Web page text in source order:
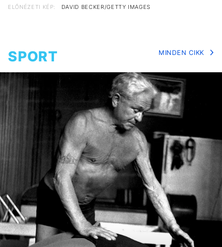
ELŐNÉZETI KÉP: DAVID BECKER/GETTY IMAGES
SPORT MINDEN CIKK